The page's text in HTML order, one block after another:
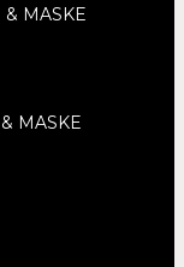
& MASKE
MASKE